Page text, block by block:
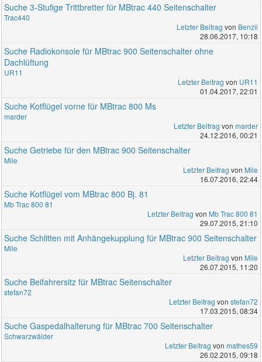
Suche 3-Stufige Trittbretter für MBtrac 440 Seitenschalter
Trac440
Letzter Beitrag von Benzii
28.06.2017, 10:18
Suche Radiokonsole für MBtrac 900 Seitenschalter ohne
Dachlüftung
UR11
Letzter Beitrag von UR11
01.04.2017, 22:01
Suche Kotflügel vorne für MBtrac 800 Ms
marder
Letzter Beitrag von marder
24.12.2016, 00:21
Suche Getriebe für den MBtrac 900 Seitenschalter
Mile
Letzter Beitrag von Mile
16.07.2016, 22:44
Suche Kotflügel vom MBtrac 800 Bj. 81
Mb Trac 800 81
Letzter Beitrag von Mb Trac 800 81
29.07.2015, 21:10
Suche Schlitten mit Anhängekupplung für MBtrac 900 Seitenschalter
Mile
Letzter Beitrag von Mile
26.07.2015, 11:20
Suche Beifahrersitz für MBtrac Seitenschalter
stefan72
Letzter Beitrag von stefan72
17.03.2015, 08:34
Suche Gaspedalhalterung für MBtrac 700 Seitenschalter
Schwarzwälder
Letzter Beitrag von mathes59
26.02.2015, 09:18